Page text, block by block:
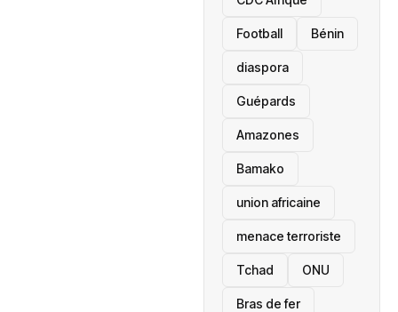
Football Bénin
diaspora
Guépards
Amazones
Bamako
union africaine
menace terroriste
‎Tchad ONU
Bras de fer